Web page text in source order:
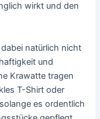
wirkt und den
natürlich nicht
und
Krawatte tragen
T-Shirt oder
es ordentlich